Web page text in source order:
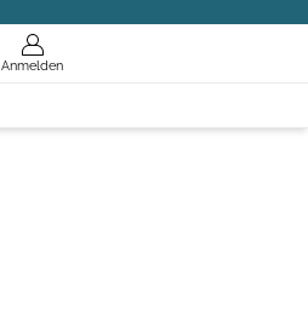
Anmelden